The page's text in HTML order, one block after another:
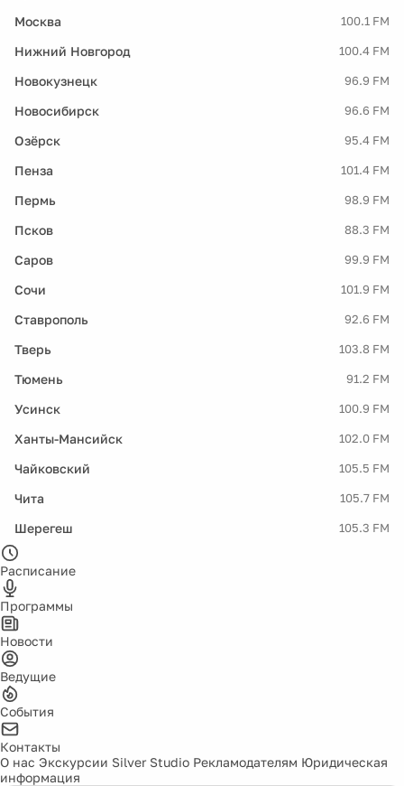
Москва 100.1 FM
Нижний Новгород 100.4 FM
Новокузнецк 96.9 FM
Новосибирск 96.6 FM
Озёрск 95.4 FM
Пенза 101.4 FM
Пермь 98.9 FM
Псков 88.3 FM
Саров 99.9 FM
Сочи 101.9 FM
Ставрополь 92.6 FM
Тверь 103.8 FM
Тюмень 91.2 FM
Усинск 100.9 FM
Ханты-Мансийск 102.0 FM
Чайковский 105.5 FM
Чита 105.7 FM
Шерегеш 105.3 FM
Расписание
Программы
Новости
Ведущие
События
Контакты
О нас Экскурсии Silver Studio Рекламодателям Юридическая
информация